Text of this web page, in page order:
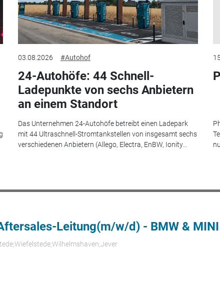
03.08.2026 #Autohof
24-Autohöfe: 44 Schnell-
Ladepunkte von sechs Anbietern
an einem Standort
Das Unternehmen 24-Autohöfe betreibt einen Ladepark
mit 44 Ultraschnell-Stromtankstellen von insgesamt sechs
verschiedenen Anbietern (Allego, Electra, EnBW, Ionity...
Leitung(m/w/d) - BMW & MINI